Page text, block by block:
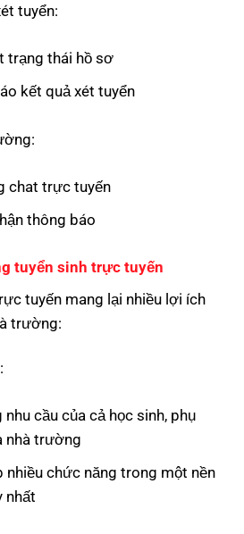
tuyển:
trạng thái hồ sơ
kết quả xét tuyển
chat trực tuyến
thông báo
tuyển sinh trực tuyến
tuyến mang lại nhiều lợi ích
trường:
cầu của cả học sinh, phụ
nhà trường
nhiều chức năng trong một nền
nhất